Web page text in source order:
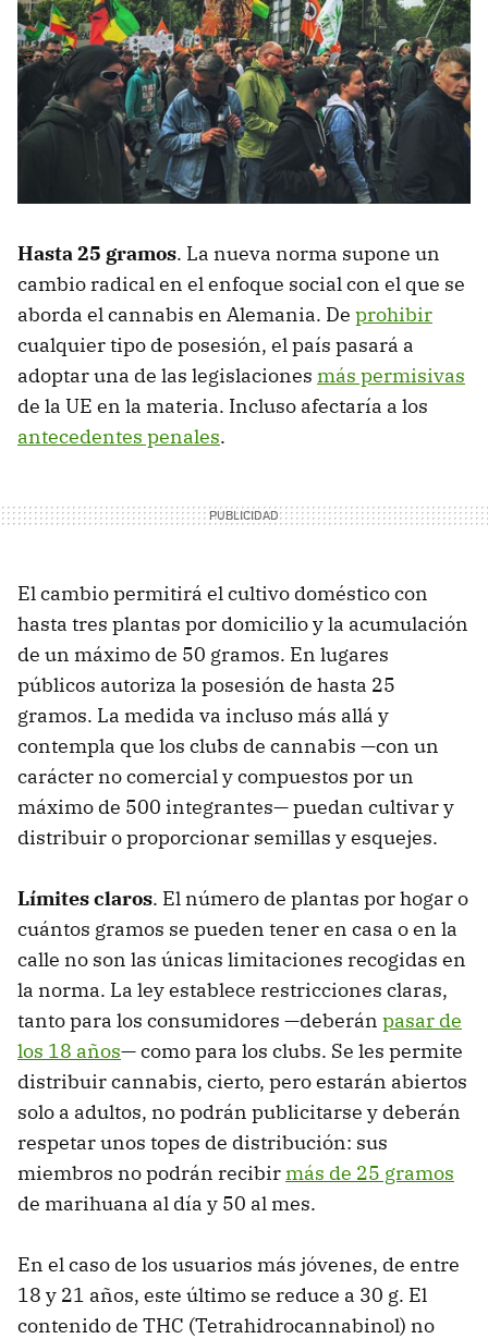
Hasta 25 gramos. La nueva norma supone un
cambio radical en el enfoque social con el que se
aborda el cannabis en Alemania. De prohibir
cualquier tipo de posesión, el país pasará a
adoptar una de las legislaciones más permisivas
de la UE en la materia. Incluso afectaría a los
antecedentes penales.
El cambio permitirá el cultivo doméstico con
hasta tres plantas por domicilio y la acumulación
de un máximo de 50 gramos. En lugares
públicos autoriza la posesión de hasta 25
gramos. La medida va incluso más allá y
contempla que los clubs de cannabis —con un
carácter no comercial y compuestos por un
máximo de 500 integrantes— puedan cultivar y
distribuir o proporcionar semillas y esquejes.
Límites claros. El número de plantas por hogar o
cuántos gramos se pueden tener en casa o en la
calle no son las únicas limitaciones recogidas en
la norma. La ley establece restricciones claras,
tanto para los consumidores —deberán pasar de
los 18 años— como para los clubs. Se les permite
distribuir cannabis, cierto, pero estarán abiertos
solo a adultos, no podrán publicitarse y deberán
respetar unos topes de distribución: sus
miembros no podrán recibirmás de 25 gramos
de marihuana al día y 50 al mes.
En el caso de los usuarios más jóvenes, de entre
18 y 21 años, este último se reduce a 30 g. El
contenido de THC (Tetrahidrocannabinol) no